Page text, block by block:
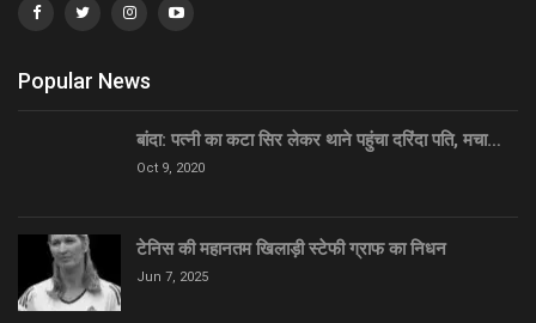
Popular News
बांदा: पत्नी का कटा सिर लेकर थाने पहुंचा दरिंदा पति, मचा…
Oct 9, 2020
टेनिस की महानतम खिलाड़ी स्टेफी ग्राफ का निधन
Jun 7, 2025